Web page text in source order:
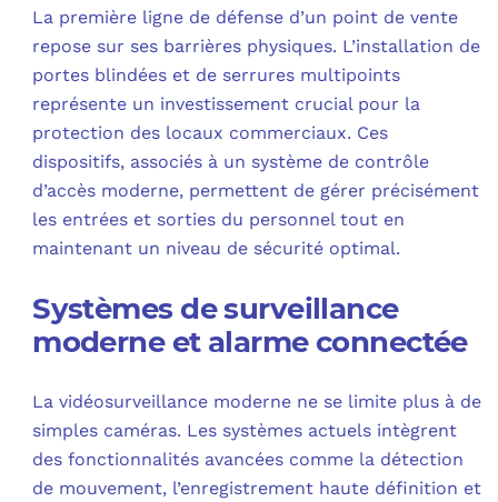
La première ligne de défense d’un point de vente
repose sur ses barrières physiques. L’installation de
portes blindées et de serrures multipoints
représente un investissement crucial pour la
protection des locaux commerciaux. Ces
dispositifs, associés à un système de contrôle
d’accès moderne, permettent de gérer précisément
les entrées et sorties du personnel tout en
maintenant un niveau de sécurité optimal.
Systèmes de surveillance
moderne et alarme connectée
La vidéosurveillance moderne ne se limite plus à de
simples caméras. Les systèmes actuels intègrent
des fonctionnalités avancées comme la détection
de mouvement, l’enregistrement haute définition et